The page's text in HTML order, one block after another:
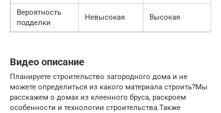
Вероятность
подделки
Невысокая Высокая
Видео описание
Планируете строительство загородного дома и не
можете определиться из какого материала строить?Мы
расскажем о домах из клеенного бруса, раскроем
особенности и технологии строительства.Также